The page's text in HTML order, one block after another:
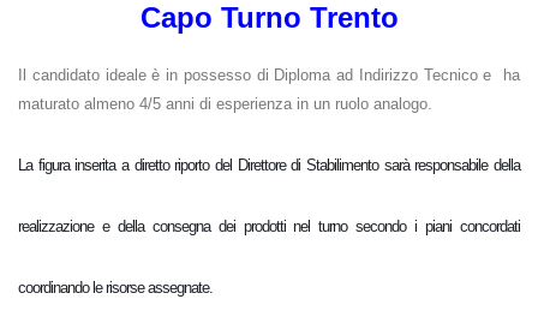
Capo Turno Trento
Il candidato ideale è in possesso di Diploma ad Indirizzo Tecnico e ha
maturato almeno 4/5 anni di esperienza in un ruolo analogo.
La figura inserita a diretto riporto del Direttore di Stabilimento sarà responsabile della
realizzazione e della consegna dei prodotti nel turno secondo i piani concordati
coordinando le risorse assegnate.